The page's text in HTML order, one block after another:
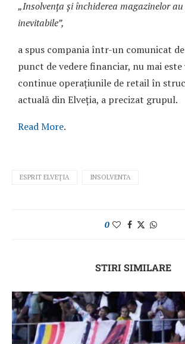
„Insolvența și închiderea magazinelor
inevitabile”,
a spus compania într-un comunicat
punct de vedere financiar, nu mai este
continue operațiunile de retail în
actuală din Elveția, a precizat grupul.
Read More.
ESPRIT ELVEȚIA INSOLVENTA
0
STIRI SIMILARE